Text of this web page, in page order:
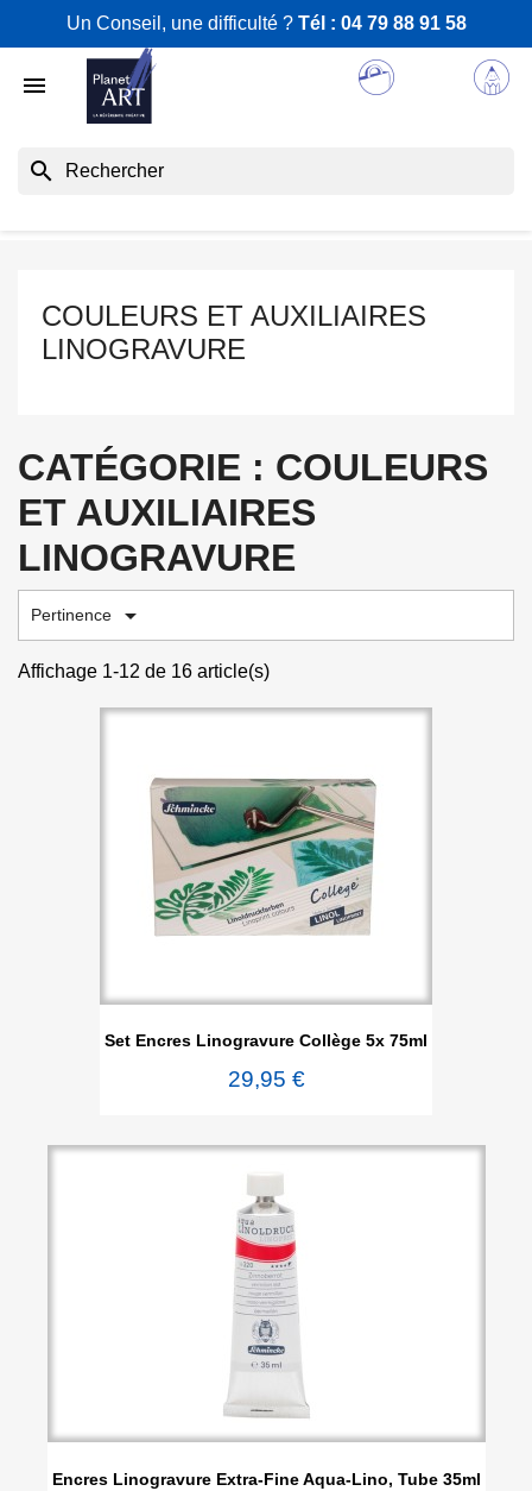
Un Conseil, une difficulté ? Tél : 04 79 88 91 58

search
COULEURS ET AUXILIAIRES
LINOGRAVURE
CATÉGORIE : COULEURS
ET AUXILIAIRES
LINOGRAVURE
Pertinence 
Affichage 1-12 de 16 article(s)
Set Encres Linogravure Collège 5x 75ml
29,95 €
Encres Linogravure Extra-Fine Aqua-Lino, Tube 35ml